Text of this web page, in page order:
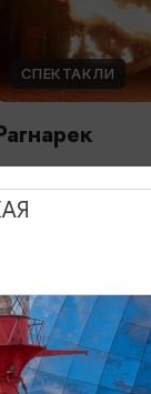
СПЕКТАКЛИ
Зеленоградск,